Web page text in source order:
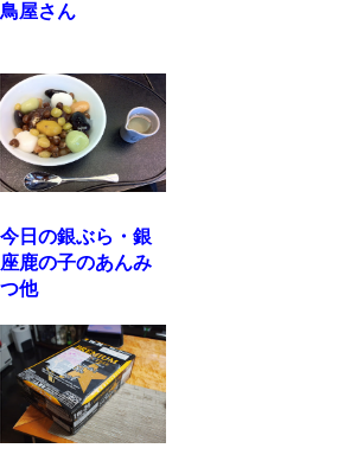
鳥屋さん
今日の銀ぶら・銀
座鹿の子のあんみ
つ他